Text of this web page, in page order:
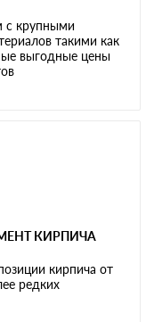
с крупными
такими как
выгодные цены
КИРПИЧА
кирпича от
редких